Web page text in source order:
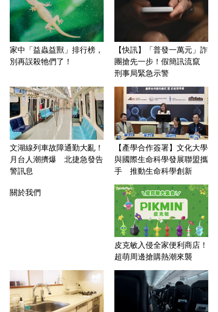
家中「益蟲益獸」排行榜，
別再誤殺牠們了！
【快訊】「普發一萬元」詐
團搶先一步！假簡訊流竄
刑事局緊急示警
文湖線列車故障通勤大亂！
月台人潮擠爆 北捷急發告
警訊息
【產學合作簽署】文化大學
與國際生命科學發展聯盟攜
手 推動生命科學創新
關於我們
皮克敏入侵全家便利商店！
超萌周邊搶購熱潮來襲